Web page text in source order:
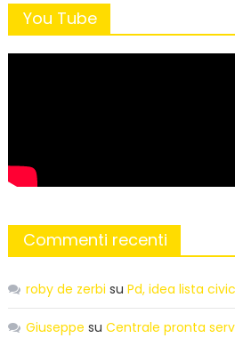
You Tube
Commenti recenti
roby de zerbi su Pd, idea lista
Giuseppe su Centrale pronta